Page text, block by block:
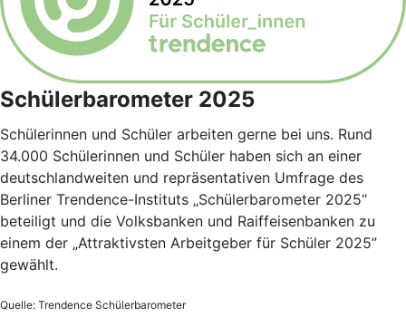
Schülerbarometer 2025
Schülerinnen und Schüler arbeiten gerne bei uns. Rund
34.000 Schülerinnen und Schüler haben sich an einer
deutschlandweiten und repräsentativen Umfrage des
Berliner Trendence-Instituts „Schülerbarometer 2025“
beteiligt und die Volksbanken und Raiffeisenbanken zu
einem der „Attraktivsten Arbeitgeber für Schüler 2025”
gewählt.
Quelle: Trendence Schülerbarometer